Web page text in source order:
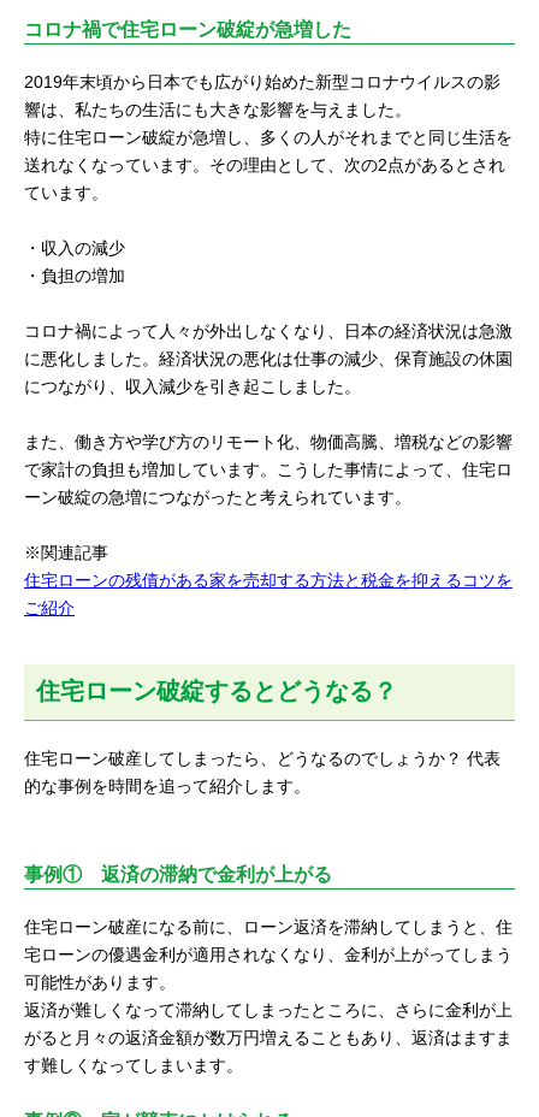
コロナ禍で住宅ローン破綻が急増した
2019年末頃から日本でも広がり始めた新型コロナウイルスの影
響は、私たちの生活にも大きな影響を与えました。
特に住宅ローン破綻が急増し、多くの人がそれまでと同じ生活を
送れなくなっています。その理由として、次の2点があるとされ
ています。
・収入の減少
・負担の増加
コロナ禍によって人々が外出しなくなり、日本の経済状況は急激
に悪化しました。経済状況の悪化は仕事の減少、保育施設の休園
につながり、収入減少を引き起こしました。
また、働き方や学び方のリモート化、物価高騰、増税などの影響
で家計の負担も増加しています。こうした事情によって、住宅ロ
ーン破綻の急増につながったと考えられています。
※関連記事
住宅ローンの残債がある家を売却する方法と税金を抑えるコツを
ご紹介
住宅ローン破綻するとどうなる？
住宅ローン破産してしまったら、どうなるのでしょうか？ 代表
的な事例を時間を追って紹介します。
事例① 返済の滞納で金利が上がる
住宅ローン破産になる前に、ローン返済を滞納してしまうと、住
宅ローンの優遇金利が適用されなくなり、金利が上がってしまう
可能性があります。
返済が難しくなって滞納してしまったところに、さらに金利が上
がると月々の返済金額が数万円増えることもあり、返済はますま
す難しくなってしまいます。